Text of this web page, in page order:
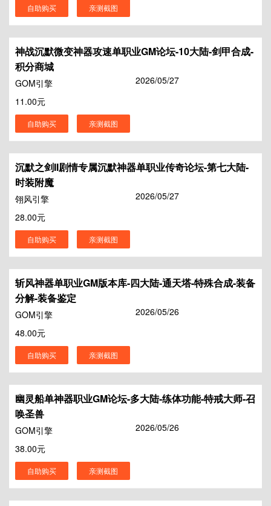
自助购买 亲测截图
神战沉默微变神器攻速单职业GM论坛-10大陆-剑甲合成-
积分商城
GOM引擎
2026/05/27
11.00元
自助购买 亲测截图
沉默之剑II剧情专属沉默神器单职业传奇论坛-第七大陆-
时装附魔
翎风引擎
2026/05/27
28.00元
自助购买 亲测截图
斩风神器单职业GM版本库-四大陆-通天塔-特殊合成-装备
分解-装备鉴定
GOM引擎
2026/05/26
48.00元
自助购买 亲测截图
幽灵船单神器职业GM论坛-多大陆-练体功能-特戒大师-召
唤圣兽
GOM引擎
2026/05/26
38.00元
自助购买 亲测截图